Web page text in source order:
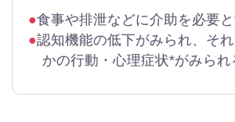
食事や排泄などに介助を必要
認知機能の低下がみられ、そ
かの行動・心理症状*がみられ